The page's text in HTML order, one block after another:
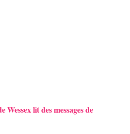
Wessex lit des messages de